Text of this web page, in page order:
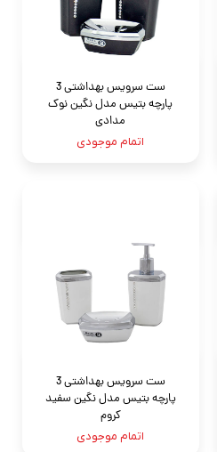
ست سرویس بهداشتی 3
پارچه بتيس مدل نگين نوک
مدادی
اتمام موجودی
ست سرویس بهداشتی 3
پارچه بتيس مدل نگين سفيد
کروم
اتمام موجودی